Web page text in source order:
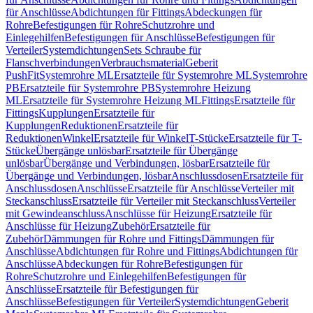
für AnschlüsseAbdichtungen für FittingsAbdeckungen für
RohreBefestigungen für RohreSchutzrohre und
EinlegehilfenBefestigungen für AnschlüsseBefestigungen für
VerteilerSystemdichtungenSets Schraube für
FlanschverbindungenVerbrauchsmaterialGeberit
PushFitSystemrohre MLErsatzteile für Systemrohre MLSystemrohre
PBErsatzteile für Systemrohre PBSystemrohre Heizung
MLErsatzteile für Systemrohre Heizung MLFittingsErsatzteile für
FittingsKupplungenErsatzteile für
KupplungenReduktionenErsatzteile für
ReduktionenWinkelErsatzteile für WinkelT-StückeErsatzteile für T-
StückeÜbergänge unlösbarErsatzteile für Übergänge
unlösbarÜbergänge und Verbindungen, lösbarErsatzteile für
Übergänge und Verbindungen, lösbarAnschlussdosenErsatzteile für
AnschlussdosenAnschlüsseErsatzteile für AnschlüsseVerteiler mit
SteckanschlussErsatzteile für Verteiler mit SteckanschlussVerteiler
mit GewindeanschlussAnschlüsse für HeizungErsatzteile für
Anschlüsse für HeizungZubehörErsatzteile für
ZubehörDämmungen für Rohre und FittingsDämmungen für
AnschlüsseAbdichtungen für Rohre und FittingsAbdichtungen für
AnschlüsseAbdeckungen für RohreBefestigungen für
RohreSchutzrohre und EinlegehilfenBefestigungen für
AnschlüsseErsatzteile für Befestigungen für
AnschlüsseBefestigungen für VerteilerSystemdichtungenGeberit